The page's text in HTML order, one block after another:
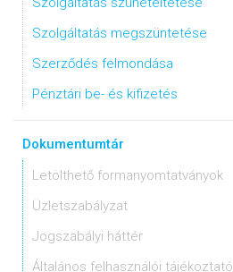
Szolgáltatás megszüntetése
Szerződés felmondása
Pénztári be- és kifizetés
Dokumentumtár
Letölthető formanyomtatványok
Üzletszabályzat
Jogszabályi háttér
Általános felhasználói tájékoztató